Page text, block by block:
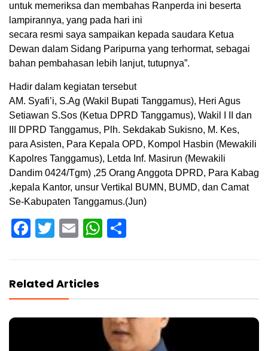
untuk memeriksa dan membahas Ranperda ini beserta
lampirannya, yang pada hari ini
secara resmi saya sampaikan kepada saudara Ketua
Dewan dalam Sidang Paripurna yang terhormat, sebagai
bahan pembahasan lebih lanjut, tutupnya”.
Hadir dalam kegiatan tersebut
AM. Syafi’i, S.Ag (Wakil Bupati Tanggamus), Heri Agus
Setiawan S.Sos (Ketua DPRD Tanggamus), Wakil I II dan
III DPRD Tanggamus, Plh. Sekdakab Sukisno, M. Kes,
para Asisten, Para Kepala OPD, Kompol Hasbin (Mewakili
Kapolres Tanggamus), Letda Inf. Masirun (Mewakili
Dandim 0424/Tgm) ,25 Orang Anggota DPRD, Para Kabag
,kepala Kantor, unsur Vertikal BUMN, BUMD, dan Camat
Se-Kabupaten Tanggamus.(Jun)
Facebook
Twitter
EmailWhatsApp
Related Articles